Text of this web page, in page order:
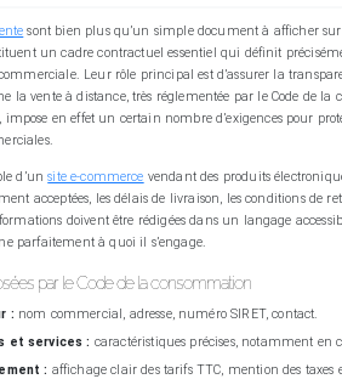
sont bien plus qu’un simple document à afficher
un cadre contractuel essentiel qui définit
Leur rôle principal est d’assurer la
la vente à distance, très réglementée par le Code de la
impose en effet un certain nombre d’exigences pour
d’unsite e-commerce vendant des produits
acceptées, les délais de livraison, les conditions de
doivent être rédigées dans un langage
parfaitement à quoi il s’engage.
par le Code de la consommation
: nom commercial, adresse, numéro SIRET, contact.
et services : caractéristiques précises, notamment en
: affichage clair des tarifs TTC, mention des taxes